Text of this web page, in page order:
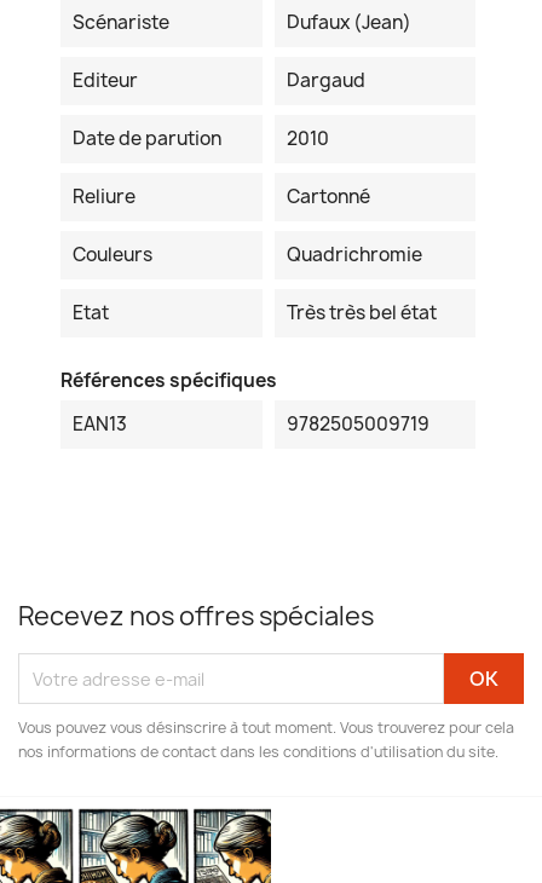
Scénariste Dufaux (Jean)
Editeur Dargaud
Date de parution 2010
Reliure Cartonné
Couleurs Quadrichromie
Etat Très très bel état
Références spécifiques
EAN13
9782505009719
Recevez nos offres spéciales
Vous pouvez vous désinscrire à tout moment. Vous trouverez pour cela
nos informations de contact dans les conditions d'utilisation du site.